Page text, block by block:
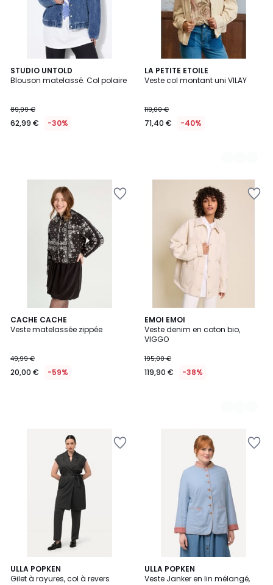
STUDIO UNTOLD
Blouson matelassé. Col polaire
89,99 €
62,99 € -30%
LA PETITE ETOILE
Veste col montant uni VILAY
119,00 €
71,40 € -40%
2
Couleurs
CACHE CACHE
Veste matelassée zippée
49,99 €
20,00 € -59%
EMOI EMOI
Veste denim en coton bio,
VIGGO
195,00 €
119,90 € -38%
2
Couleurs
ULLA POPKEN
Gilet à rayures, col à revers
5
/
ULLA POPKEN
Veste Janker en lin mélangé,